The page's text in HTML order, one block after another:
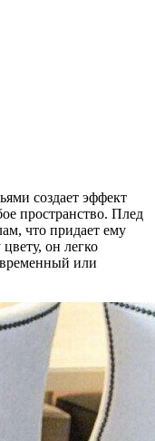
создает эффект
пространство. Плед
что придает ему
он легко
или